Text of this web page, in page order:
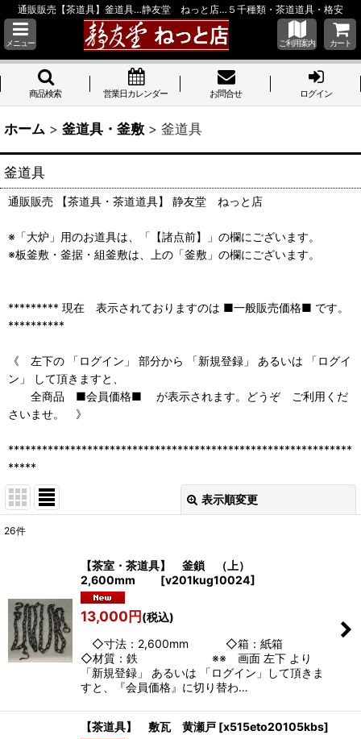
通販販売【茶道具】釜道具…静友堂 ねっと店…５千種類・茶道道具・格安
メニュー ご利用案内 カート
商品検索 営業日カレンダー お問合せ ログイン
ホーム > 釜道具・釜敷 > 釜道具
釜道具
通販販売 【茶道具・茶道道具】 静友堂 ねっと店
※「大炉」用のお道具は、「【諸点前】」の欄にございます。
※板釜敷・釜据・組釜敷は、上の「釜敷」の欄にございます。
********* 現在 表示されておりますのは ■一般販売価格■ です。
**********
《 左下の 「ログイン」 部分から 「新規登録」 あるいは 「ログイ
ン」 して頂きますと、
全商品 ■会員価格■ が表示されます。どうぞ ご利用くだ
さいませ。 》
*************************************************************
*****
表示順変更
26件
【茶室・茶道具】 釜鎖 （上）
2,600mm
[v201kug10024]
13,000円(税込)
◇寸法：2,600mm ◇箱：紙箱
◇材質：鉄 ※※ 画面 左下 より
「新規登録」 あるいは 「ログイン」して頂きま
すと、『会員価格』に切り替わ…
【茶道具】 敷瓦 黄瀬戸 [x515eto20105kbs]